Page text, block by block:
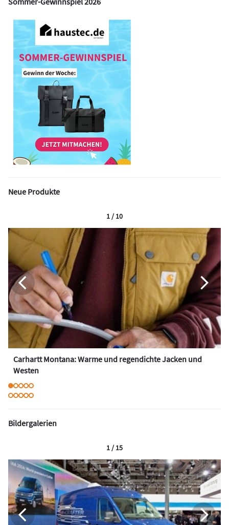
Neue Produkte
Carhartt Montana: Warme und regendichte Jacken und
Westen
1 / 10
Bildergalerien
1 / 15